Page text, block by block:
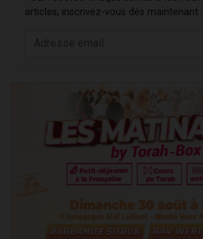
articles, inscrivez-vous dès maintenant :